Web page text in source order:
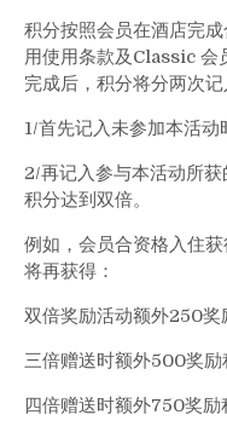
积分按照会员在酒店完
用使用条款及Classic 会
完成后，积分将分两次记
1/首先记入未参加本活动
2/再记入参与本活动所
积分达到双倍。
例如，会员合资格入住
将再获得：
双倍奖励活动额外250奖
三倍赠送时额外500奖励
四倍赠送时额外750奖励